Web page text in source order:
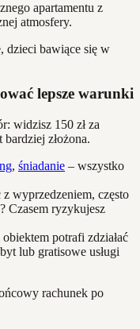
apartamentu z
atmosfery.
lepsze warunki
widzisz 150 zł za
złożona.
, śniadanie – wszystko
z wyprzedzeniem, często
? Czasem ryzykujesz
obiektem potrafi zdziałać
lub gratisowe usługi
rachunek po